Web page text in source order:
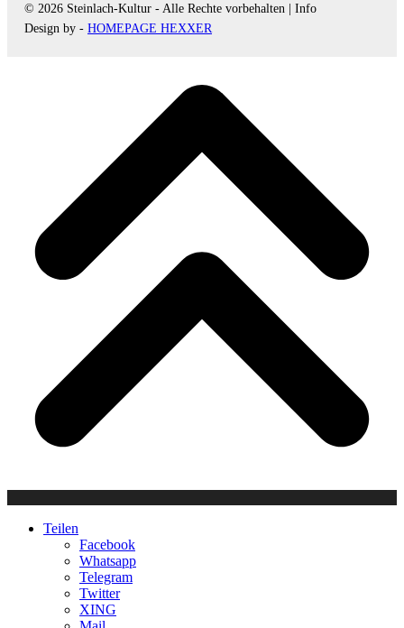
© 2026 Steinlach-Kultur - Alle Rechte vorbehalten |
Info
Design by - HOMEPAGE HEXXER
Teilen
Facebook
Whatsapp
Telegram
Twitter
XING